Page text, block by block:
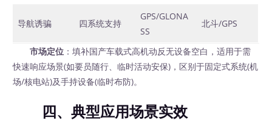
导航诱骗 四系统支持
GPS/GLONA
SS
北斗/GPS
市场定位 ：填补国产车载式高机动反无设备空白，适用于需
快速响应场景(如要员随行、临时活动安保)，区别于固定式系统(机
场/核电站)及手持设备(临时布防)。
四、典型应用场景实效